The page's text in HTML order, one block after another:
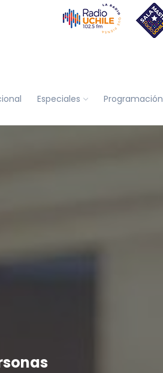
Especiales Programación